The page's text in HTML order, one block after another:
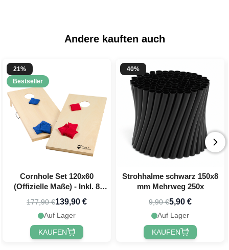
Andere kauften auch
21%
Bestseller
Cornhole Set 120x60
(Offizielle Maße) - Inkl. 8
Wurfbeutel PartyVikings
177,90 €139,90 €
Auf Lager
KAUFEN
40%
Strohhalme schwarz 150x8
mm Mehrweg 250x
9,90 €5,90 €
Auf Lager
KAUFEN